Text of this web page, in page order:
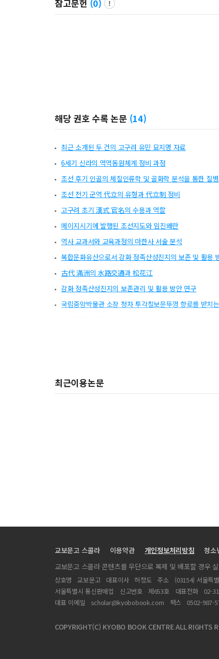
참고문헌 (0)
해당 권호 수록 논문 (14)
최근 소개된 두 건의 고구려 유민 묘지명 자료
6세기 신라의 역역동원체계 정비 과정
조선 후기 인골의 체질인류학 및 골화학 분석을 통한 질
조선 전기 군역 代⽴의 유형과 代⽴制 정비
고구려 초기 漢式 官名의 수용과 역할
메이지시기에 발행된 조선지도와 임진왜란
역사 교과서와 교육과정의 마한사 서술 분석
복합문화유산으로서 강화 정족산성진지의 보존 및 활용
古代 滿洲의 ⽔路交通과 松花江
강화 정족산성진지의 보존관리 및 활용 방안 연구
국립중앙박물관 소장 청자 투각칠보문뚜껑 향로를 받치
최근이용논문
교보문고 스콜라 이용약관 개인정보처리방침
청소
교보문고 스콜라 콘텐츠를 무단으로 복제 및 배포할 경우
상호명 교보문고 대표이사 허정도 주소
(03154) 서울특
서울특별시 통신판매업
신고번호 제653호 대표전화
02-
대표 이메일
scholar@kyobobook.com 팩스 0502-987-
COPYRIGHT(C) KYOBO BOOK CENTRE ALL RIGHTS